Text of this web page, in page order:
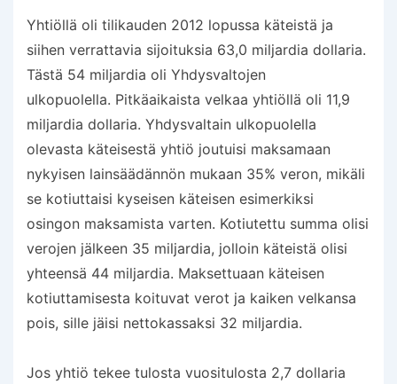
Yhtiöllä oli tilikauden 2012 lopussa käteistä ja
siihen verrattavia sijoituksia 63,0 miljardia dollaria.
Tästä 54 miljardia oli Yhdysvaltojen
ulkopuolella. Pitkäaikaista velkaa yhtiöllä oli 11,9
miljardia dollaria. Yhdysvaltain ulkopuolella
olevasta käteisestä yhtiö joutuisi maksamaan
nykyisen lainsäädännön mukaan 35% veron, mikäli
se kotiuttaisi kyseisen käteisen esimerkiksi
osingon maksamista varten. Kotiutettu summa olisi
verojen jälkeen 35 miljardia, jolloin käteistä olisi
yhteensä 44 miljardia. Maksettuaan käteisen
kotiuttamisesta koituvat verot ja kaiken velkansa
pois, sille jäisi nettokassaksi 32 miljardia.
Jos yhtiö tekee tulosta vuositulosta 2,7 dollaria